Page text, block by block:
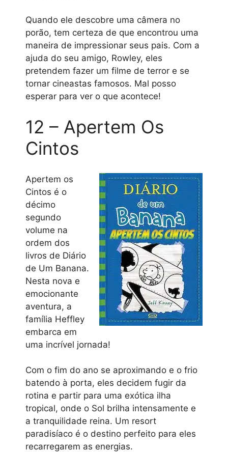
Quando ele descobre uma câmera no
porão, tem certeza de que encontrou uma
maneira de impressionar seus pais. Com a
ajuda do seu amigo, Rowley, eles
pretendem fazer um filme de terror e se
tornar cineastas famosos. Mal posso
esperar para ver o que acontece!
12 – Apertem Os
Cintos
Apertem os
Cintos é o
décimo
segundo
volume na
ordem dos
livros de Diário
de Um Banana.
Nesta nova e
emocionante
aventura, a
família Heffley
embarca em
uma incrível jornada!
Com o fim do ano se aproximando e o frio
batendo à porta, eles decidem fugir da
rotina e partir para uma exótica ilha
tropical, onde o Sol brilha intensamente e
a tranquilidade reina. Um resort
paradisíaco é o destino perfeito para eles
recarregarem as energias.